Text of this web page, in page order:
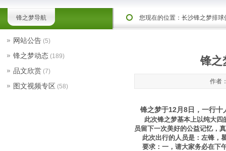
锋之梦导航 您现在的位置： 长沙锋之梦排球
锋之
作者
锋之梦于12月8日，一行十
此次锋之梦基本上以纯大四
员留下一次美好的公益记忆，
此次出行的人员是：左锋，
要求：一，请大家务必在下
网站公告 (5)
锋之梦动态 (189)
品文欣赏 (7)
图文视频专区 (58)